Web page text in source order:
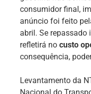
consumidor final,
anúncio foi feito
abril. Se repassado
refletirá no custo
consequência,
Levantamento da